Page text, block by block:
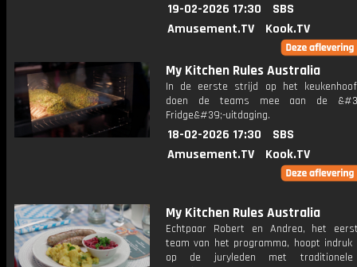
19-02-2026 17:30
SBS
Amusement.TV
Kook.TV
My Kitchen Rules Australia
In de eerste strijd op het
doen de teams mee aan de
Fridge&#39;-uitdaging.
18-02-2026 17:30
SBS
Amusement.TV
Kook.TV
My Kitchen Rules Australia
Echtpaar Robert en Andrea, het
team van het programma, hoopt indruk
op de juryleden met traditionele